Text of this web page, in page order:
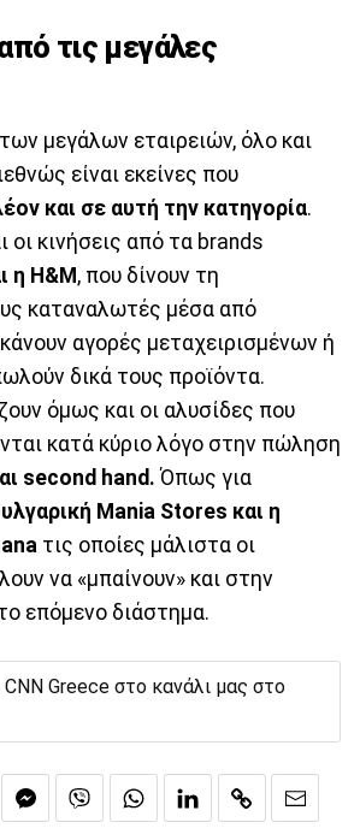
τις μεγάλες
μεγάλων εταιρειών, όλο και
είναι εκείνες που
και σε αυτή την κατηγορία.
οι κινήσεις από τα brands
η H&M , που δίνουν τη
καταναλωτές μέσα από
αγορές μεταχειρισμένων ή
δικά τους προϊόντα.
όμως και οι αλυσίδες που
κατά κύριο λόγο στην πώληση
second hand.Όπως για
Mania Stores και η
τις οποίες μάλιστα οι
να «μπαίνουν» και στην
επόμενο διάστημα.
Greece στο κανάλι μας στο